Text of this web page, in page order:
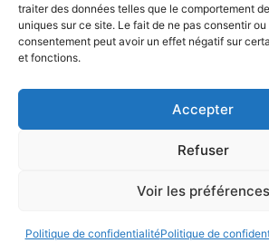
traiter des données telles que le comportement
uniques sur ce site. Le fait de ne pas consentir ou
consentement peut avoir un effet négatif sur
et fonctions.
Accepter
Refuser
Voir les préférences
Politique de confidentialitéPolitique de
Nous réalisons les graphismes
Sèvres.